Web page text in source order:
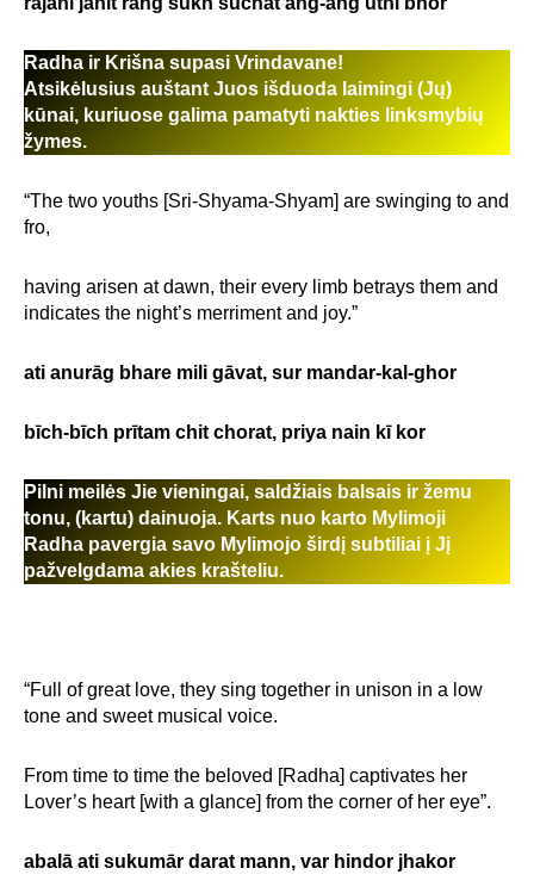
Radha ir Krišna supasi Vrindavane!
Atsikėlusius auštant Juos išduoda laimingi (Jų)
kūnai, kuriuose galima pamatyti nakties linksmybių
žymes.
“The two youths [Sri-Shyama-Shyam] are swinging to and
fro,
having arisen at dawn, their every limb betrays them and
indicates the night’s merriment and joy.”
ati anurāg bhare mili gāvat, sur mandar-kal-ghor
bīch-bīch prītam chit chorat, priya nain kī kor
Pilni meilės Jie vieningai, saldžiais balsais ir žemu
tonu, (kartu) dainuoja. Karts nuo karto Mylimoji
Radha pavergia savo Mylimojo širdį subtiliai į Jį
pažvelgdama akies krašteliu.
“Full of great love, they sing together in unison in a low
tone and sweet musical voice.
From time to time the beloved [Radha] captivates her
Lover’s heart [with a glance] from the corner of her eye”.
abalā ati sukumār darat mann, var hindor jhakor